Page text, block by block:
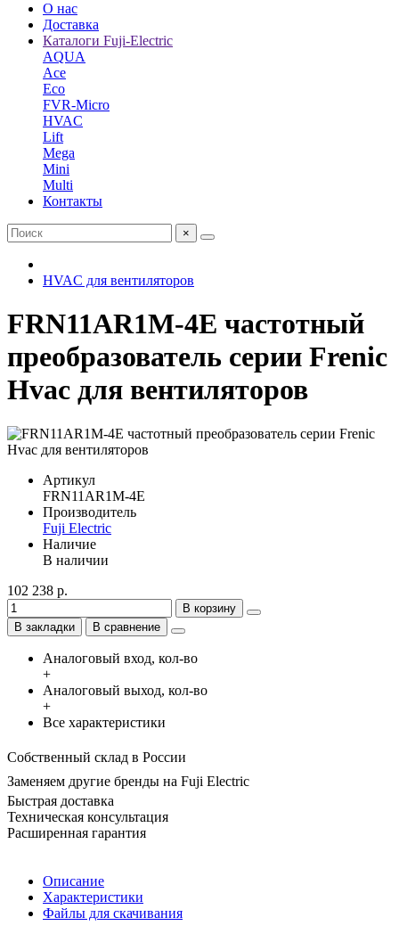
О нас
Доставка
Каталоги Fuji-Electric
AQUA
Ace
Eco
FVR-Micro
HVAC
Lift
Mega
Mini
Multi
Контакты
×
HVAC для вентиляторов
FRN11AR1M-4E частотный
преобразователь серии Frenic
Hvac для вентиляторов
Артикул
FRN11AR1M-4E
Производитель
Fuji Electric
Наличие
В наличии
102 238 р.
В корзину
В закладки
В сравнение
Аналоговый вход, кол-во
+
Аналоговый выход, кол-во
+
Все характеристики
Собственный склад в России
Заменяем другие бренды на Fuji Electric
Быстрая доставка
Техническая консультация
Расширенная гарантия
Описание
Характеристики
Файлы для скачивания